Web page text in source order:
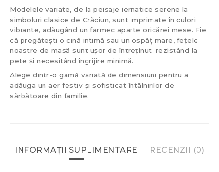
Modelele variate, de la peisaje iernatice serene la
simboluri clasice de Crăciun, sunt imprimate în culori
vibrante, adăugând un farmec aparte oricărei mese. Fie
că pregătești o cină intimă sau un ospăț mare, fețele
noastre de masă sunt ușor de întreținut, rezistând la
pete și necesitând îngrijire minimă.
Alege dintr-o gamă variată de dimensiuni pentru a
adăuga un aer festiv și sofisticat întâlnirilor de
sărbătoare din familie.
INFORMAȚII SUPLIMENTARE RECENZII (0)